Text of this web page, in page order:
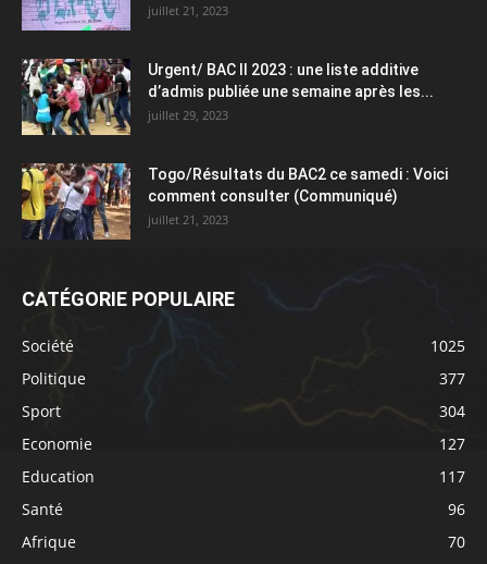
juillet 21, 2023
Urgent/ BAC II 2023 : une liste additive
d’admis publiée une semaine après les...
juillet 29, 2023
Togo/Résultats du BAC2 ce samedi : Voici
comment consulter (Communiqué)
juillet 21, 2023
CATÉGORIE POPULAIRE
Société
1025
Politique
377
Sport
304
Economie
127
Education
117
Santé
96
Afrique
70